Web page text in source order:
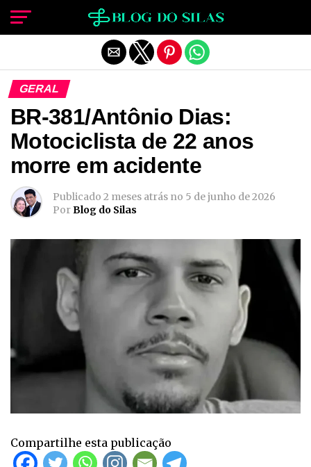
GERAL
BR-381/Antônio Dias:
Motociclista de 22 anos
morre em acidente
Publicado 2 meses atrás no 5 de junho de 2026
PorBlog do Silas
Compartilhe esta publicação
Sair da versão mobile